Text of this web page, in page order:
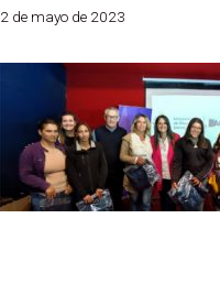
2 de mayo de 2023